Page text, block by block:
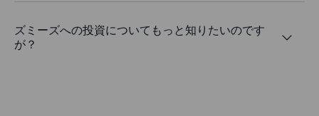
ズミーズへの投資についてもっと知りたいのです
が？